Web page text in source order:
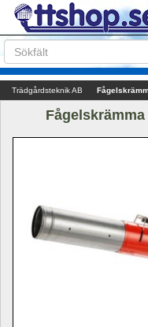
Trädgårdsteknik AB